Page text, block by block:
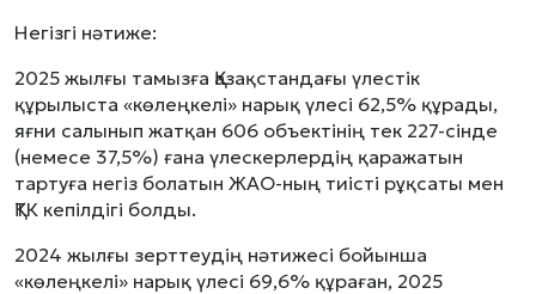
Негізгі нәтиже:
2025 жылғы тамызға Қазақстандағы үлестік
құрылыста «көлеңкелі» нарық үлесі 62,5% құрады,
яғни салынып жатқан 606 объектінің тек 227-сінде
(немесе 37,5%) ғана үлескерлердің қаражатын
тартуға негіз болатын ЖАО-ның тиісті рұқсаты мен
ҚТК кепілдігі болды.
2024 жылғы зерттеудің нәтижесі бойынша
«көлеңкелі» нарық үлесі 69,6% құраған, 2025